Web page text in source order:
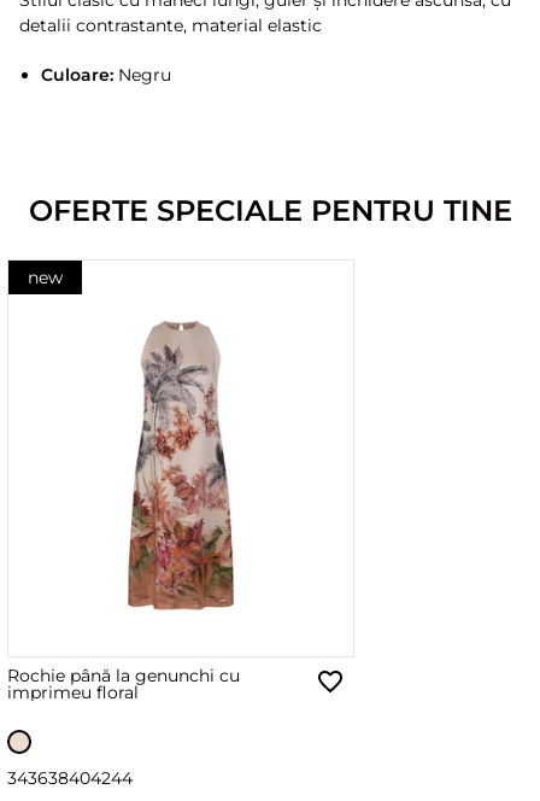
detalii contrastante, material elastic
Culoare:Negru
OFERTE SPECIALE PENTRU TINE
new
Rochie până la genunchi cu
imprimeu floral
343638404244